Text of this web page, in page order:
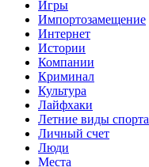
Игры
Импортозамещение
Интернет
Истории
Компании
Криминал
Культура
Лайфхаки
Летние виды спорта
Личный счет
Люди
Места